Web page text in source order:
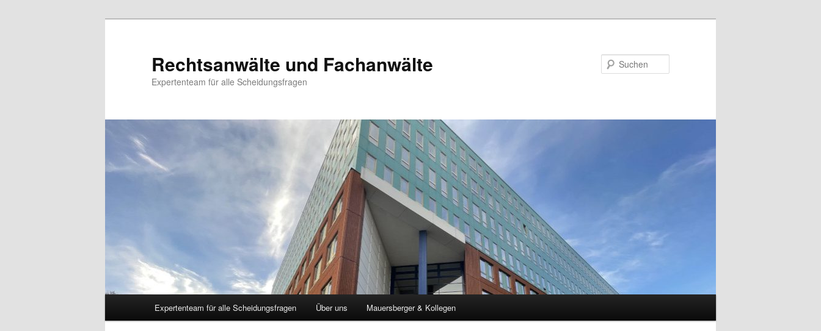
Rechtsanwälte und Fachanwälte
Expertenteam für alle Scheidungsfragen
Expertenteam für alle Scheidungsfragen Über uns Mauersberger & Kollegen